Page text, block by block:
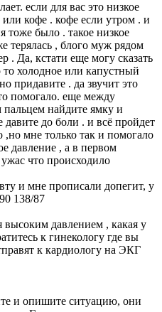
если для вас это низкое
кофе . кофе если утром . и
тоже было . такое низкое
терялась , блого муж рядом
. Да, кстати еще могу сказать
холодное или капустный
придавите . да звучит это
помогало. еще между
найдите ямку и
давите до боли . и всё пройдет
,но мне только так и помогало
давление , а в первом
что происходило
и мне прописали допегит, у
138/87
высоким давлением , какая у
к гинекологу где вы
к кардиологу на ЭКГ
и опишите ситуацию, они